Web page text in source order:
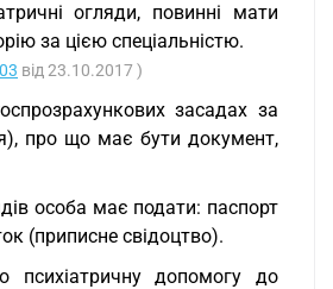
огляди, повинні мати
за цією спеціальністю.
від 23.10.2017 )
засадах за
про що має бути документ,
особа має подати: паспорт
(приписне свідоцтво).
психіатричну допомогу до